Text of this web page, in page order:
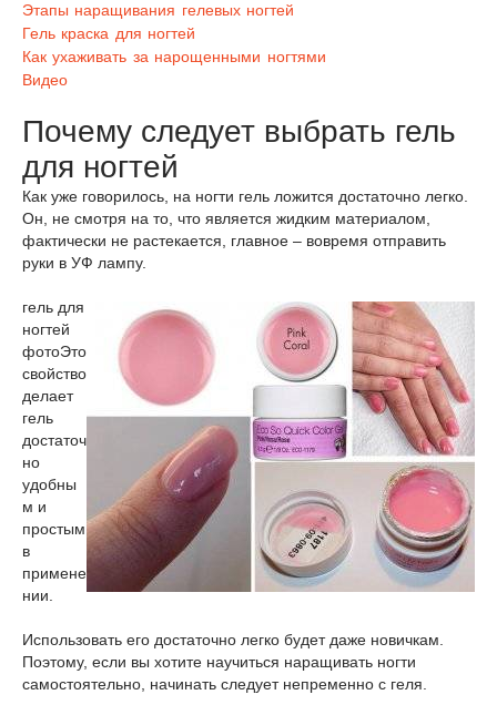
Этапы наращивания гелевых ногтей
Гель краска для ногтей
Как ухаживать за нарощенными ногтями
Видео
Почему следует выбрать гель
для ногтей
Как уже говорилось, на ногти гель ложится достаточно легко.
Он, не смотря на то, что является жидким материалом,
фактически не растекается, главное – вовремя отправить
руки в УФ лампу.
гель для
ногтей
фотоЭто
свойство
делает
гель
достаточ
но
удобны
м и
простым
в
примене
нии.
Использовать его достаточно легко будет даже новичкам.
Поэтому, если вы хотите научиться наращивать ногти
самостоятельно, начинать следует непременно с геля.